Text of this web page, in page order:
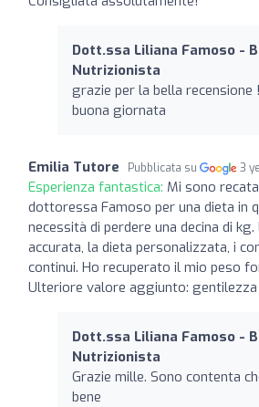
Dott.ssa Liliana Famoso -
Nutrizionista
grazie per la bella recensione
buona giornata
Emilia Tutore Pubblicata su 3
Esperienza fantastica: Mi sono
dottoressa Famoso per una dieta in
necessità di perdere una decina di
accurata, la dieta personalizzata, i
continui. Ho recuperato il mio peso
Ulteriore valore aggiunto: gentilezza
Dott.ssa Liliana Famoso -
Nutrizionista
Grazie mille. Sono contenta
bene